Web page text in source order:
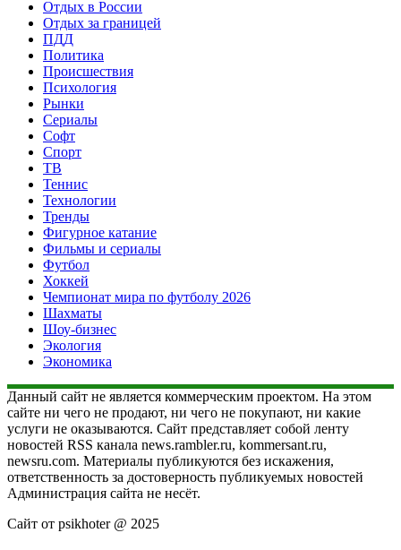
Отдых в России
Отдых за границей
ПДД
Политика
Происшествия
Психология
Рынки
Сериалы
Софт
Спорт
ТВ
Теннис
Технологии
Тренды
Фигурное катание
Фильмы и сериалы
Футбол
Хоккей
Чемпионат мира по футболу 2026
Шахматы
Шоу-бизнес
Экология
Экономика
Данный сайт не является коммерческим проектом. На этом
сайте ни чего не продают, ни чего не покупают, ни какие
услуги не оказываются. Сайт представляет собой ленту
новостей RSS канала news.rambler.ru, kommersant.ru,
newsru.com. Материалы публикуются без искажения,
ответственность за достоверность публикуемых новостей
Администрация сайта не несёт.
Сайт от psikhoter @ 2025